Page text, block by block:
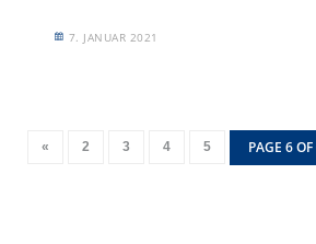
7. JANUAR 2021
« 2 3 4 5 PAGE 6